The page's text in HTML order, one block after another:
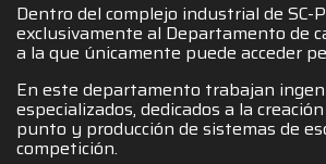
Dentro del complejo industrial de SC-
exclusivamente al Departamento de
a la que únicamente puede acceder
En este departamento trabajan
especializados, dedicados a la
punto y producción de sistemas de
competición.